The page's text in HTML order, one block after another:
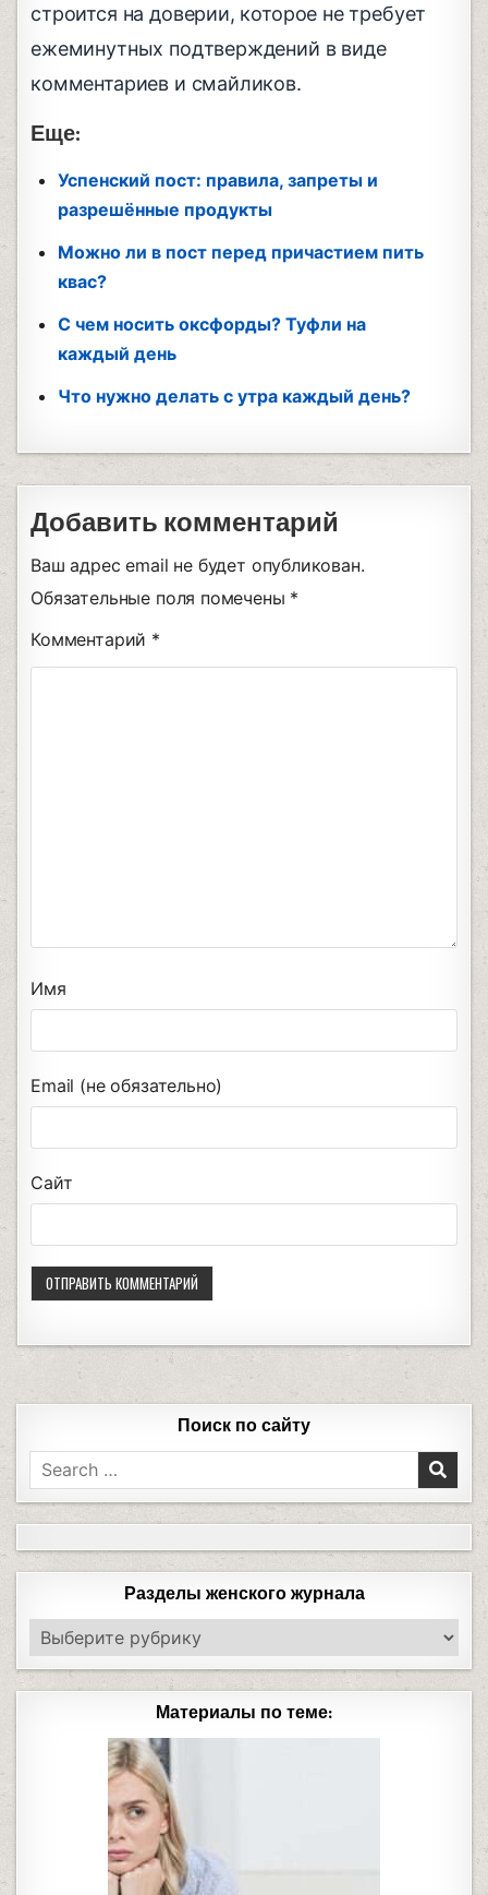
строится на доверии, которое не требует
ежеминутных подтверждений в виде
комментариев и смайликов.
Еще:
Успенский пост: правила, запреты и
разрешённые продукты
Можно ли в пост перед причастием пить
квас?
С чем носить оксфорды? Туфли на
каждый день
Что нужно делать с утра каждый день?
Добавить комментарий
Ваш адрес email не будет опубликован.
Обязательные поля помечены *
Комментарий *
Имя
Email (не обязательно)
Сайт
Поиск по сайту
Разделы женского журнала
Материалы по теме: